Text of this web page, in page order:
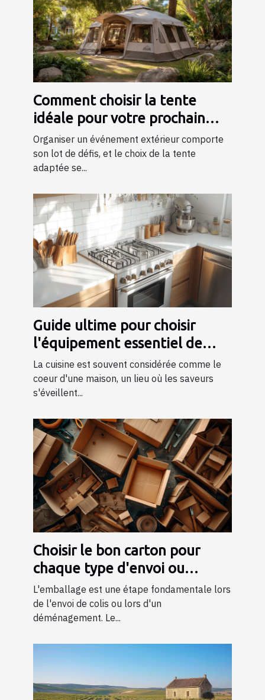
Comment choisir la tente
idéale pour votre prochain
événement ?
Organiser un événement extérieur comporte
son lot de défis, et le choix de la tente
adaptée se...
Guide ultime pour choisir
l'équipement essentiel de
cuisine
La cuisine est souvent considérée comme le
coeur d'une maison, un lieu où les saveurs
s'éveillent...
Choisir le bon carton pour
chaque type d'envoi ou
déménagement
L'emballage est une étape fondamentale lors
de l'envoi de colis ou lors d'un
déménagement. Le...